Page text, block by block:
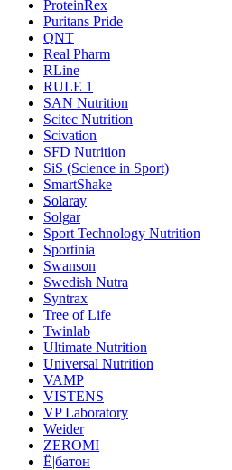
ProteinRex
Puritans Pride
QNT
Real Pharm
RLine
RULE 1
SAN Nutrition
Scitec Nutrition
Scivation
SFD Nutrition
SiS (Science in Sport)
SmartShake
Solaray
Solgar
Sport Technology Nutrition
Sportinia
Swanson
Swedish Nutra
Syntrax
Tree of Life
Twinlab
Ultimate Nutrition
Universal Nutrition
VAMP
VISTENS
VP Laboratory
Weider
ZEROMI
Ё|батон